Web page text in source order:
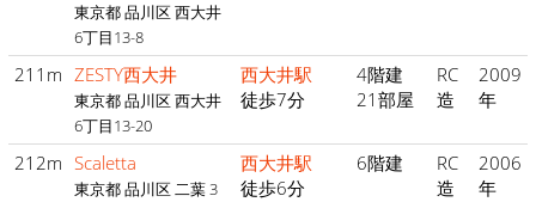
東京都 品川区 西大井
6丁目13-8
211m ZESTY西大井
東京都 品川区 西大井
6丁目13-20
西大井駅
徒歩7分
4階建
21部屋
RC
造
2009
年
212m Scaletta
東京都 品川区 二葉 3
西大井駅
徒歩6分
6階建
RC
造
2006
年